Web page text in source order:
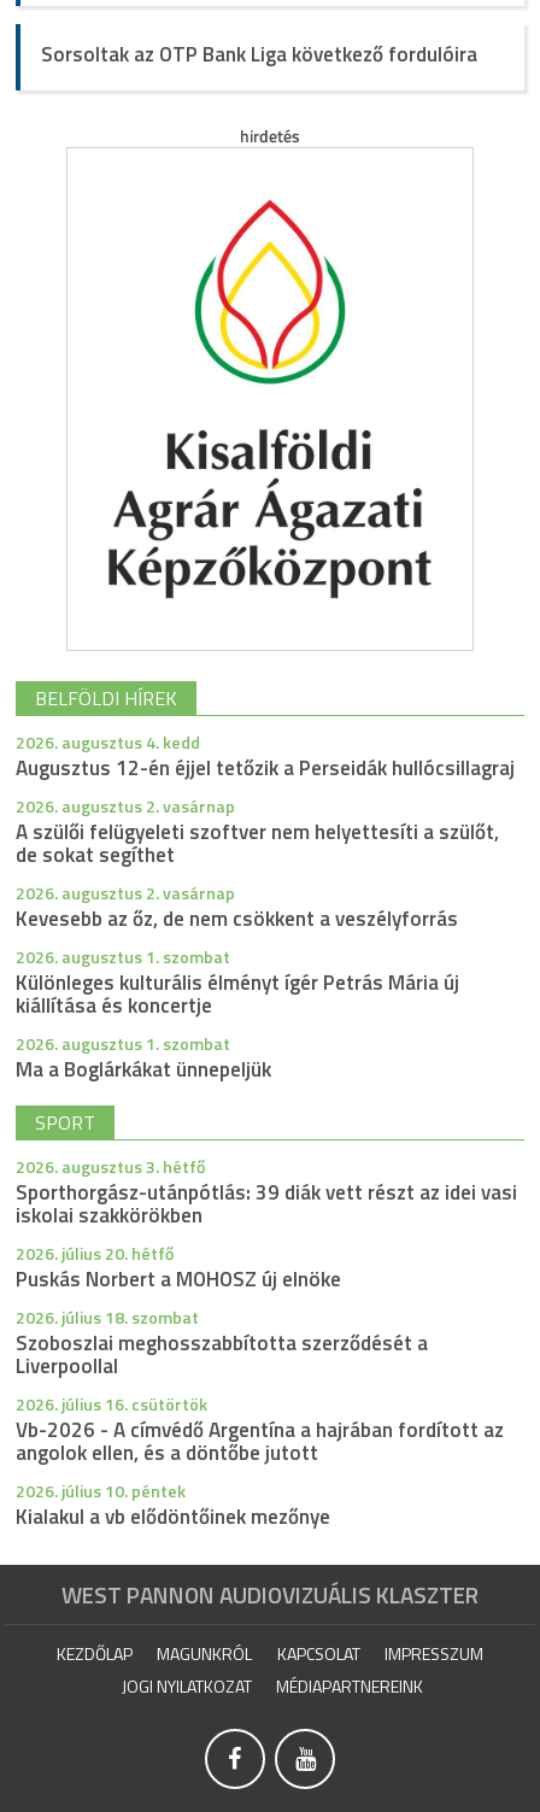
Sorsoltak az OTP Bank Liga következő fordulóira
BELFÖLDI HÍREK
2026. augusztus 4. kedd
Augusztus 12-én éjjel tetőzik a Perseidák hullócsillagraj
2026. augusztus 2. vasárnap
A szülői felügyeleti szoftver nem helyettesíti a szülőt,
de sokat segíthet
2026. augusztus 2. vasárnap
Kevesebb az őz, de nem csökkent a veszélyforrás
2026. augusztus 1. szombat
Különleges kulturális élményt ígér Petrás Mária új
kiállítása és koncertje
2026. augusztus 1. szombat
Ma a Boglárkákat ünnepeljük
SPORT
2026. augusztus 3. hétfő
Sporthorgász-utánpótlás: 39 diák vett részt az idei vasi
iskolai szakkörökben
2026. július 20. hétfő
Puskás Norbert a MOHOSZ új elnöke
2026. július 18. szombat
Szoboszlai meghosszabbította szerződését a
Liverpoollal
2026. július 16. csütörtök
Vb-2026 - A címvédő Argentína a hajrában fordított az
angolok ellen, és a döntőbe jutott
2026. július 10. péntek
Kialakul a vb elődöntőinek mezőnye
WEST PANNON AUDIOVIZUÁLIS KLASZTER
KEZDŐLAP MAGUNKRÓL KAPCSOLAT
IMPRESSZUM
JOGI NYILATKOZAT
MÉDIAPARTNEREINK
 